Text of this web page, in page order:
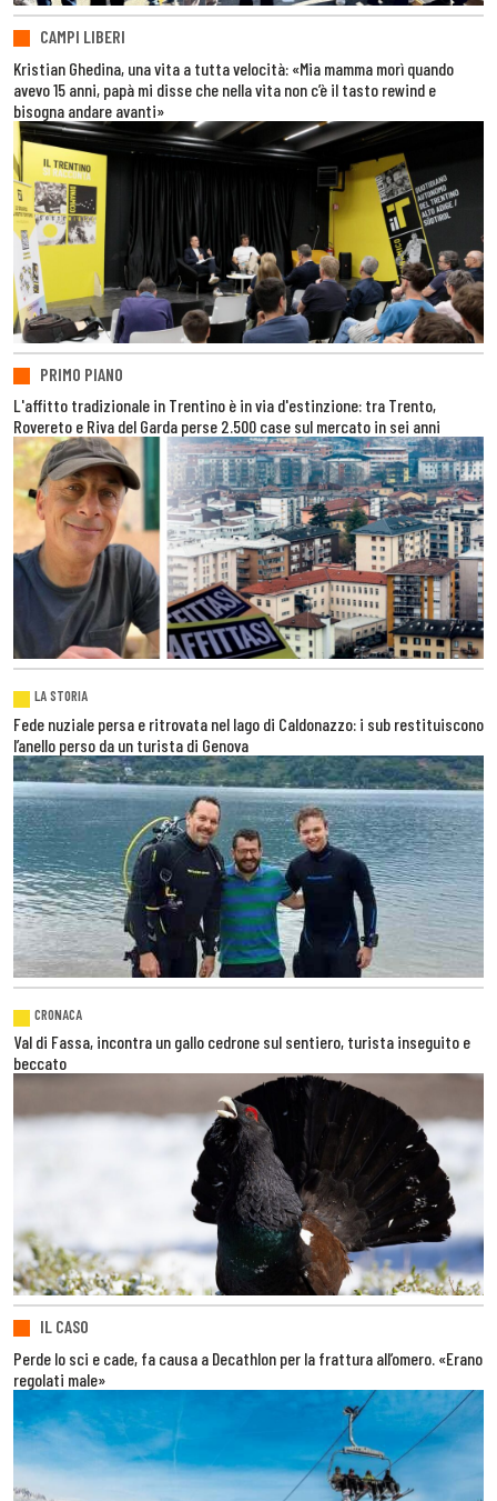
CAMPI LIBERI
Kristian Ghedina, una vita a tutta velocità: «Mia mamma morì quando
avevo 15 anni, papà mi disse che nella vita non c’è il tasto rewind e
bisogna andare avanti»
PRIMO PIANO
L'affitto tradizionale in Trentino è in via d'estinzione: tra Trento,
Rovereto e Riva del Garda perse 2.500 case sul mercato in sei anni
LA STORIA
Fede nuziale persa e ritrovata nel lago di Caldonazzo: i sub restituiscono
l’anello perso da un turista di Genova
CRONACA
Val di Fassa, incontra un gallo cedrone sul sentiero, turista inseguito e
beccato
IL CASO
Perde lo sci e cade, fa causa a Decathlon per la frattura all’omero. «Erano
regolati male»